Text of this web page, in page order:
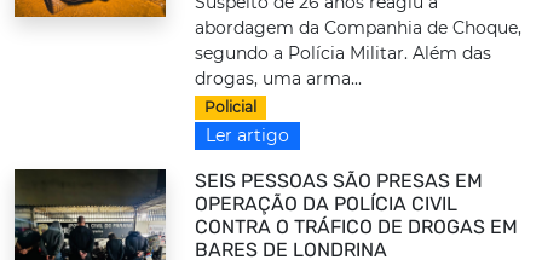
abordagem da Companhia de Choque,
segundo a Polícia Militar. Além das
drogas, uma arma...
Policial
Ler artigo
SEIS PESSOAS SÃO PRESAS EM
OPERAÇÃO DA POLÍCIA CIVIL
CONTRA O TRÁFICO DE DROGAS EM
BARES DE LONDRINA